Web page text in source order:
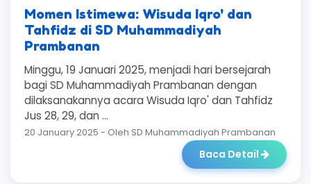
Momen Istimewa: Wisuda Iqro' dan
Tahfidz di SD Muhammadiyah
Prambanan
Minggu, 19 Januari 2025, menjadi hari bersejarah
bagi SD Muhammadiyah Prambanan dengan
dilaksanakannya acara Wisuda Iqro' dan Tahfidz
Jus 28, 29, dan ...
20 January 2025 - Oleh SD Muhammadiyah Prambanan
Baca Detail